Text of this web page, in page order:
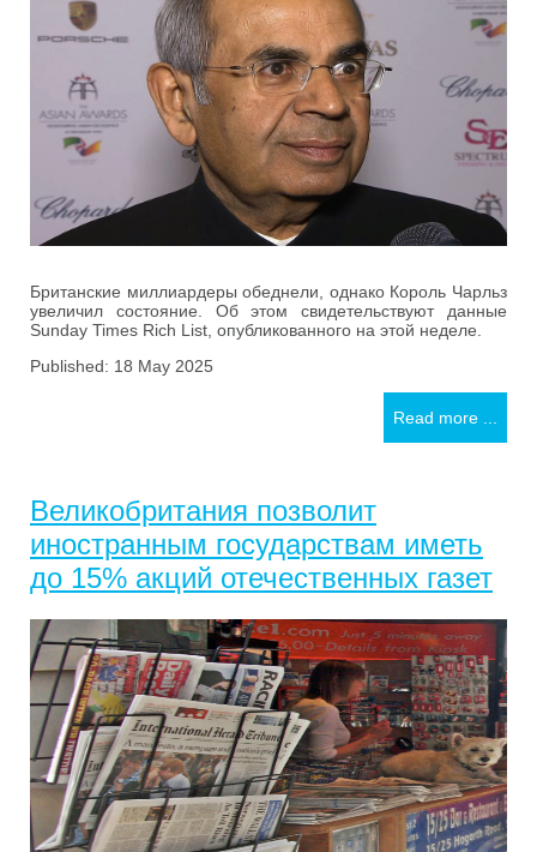
Британские миллиардеры обеднели, однако Король Чарльз
увеличил состояние. Об этом свидетельствуют данные
Sunday Times Rich List, опубликованного на этой неделе.
Published: 18 May 2025
Read more ...
Великобритания позволит
иностранным государствам иметь
до 15% акций отечественных газет